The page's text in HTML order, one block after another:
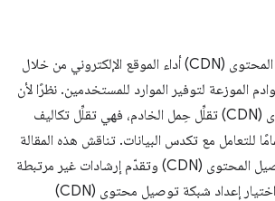
تُحسِّن شبكات توصيل المحتوى (CDN) أداء الموقع الإلكتروني من خلال
لتوفير الموارد للمستخدمين. نظرًا لأن
شبكات توصيل المحتوى (CDN) تقلِّل حِمل الخادم، فهي تقلِّل تكاليف
مع تكدس البيانات. تناقش هذه المقالة
كيفية عمل شبكات توصيل المحتوى (CDN) وتقدّم إرشادات غير مرتبطة
بالنظام الأساسي حول اختيار إعداد شبكة توصيل محتوى (CDN)